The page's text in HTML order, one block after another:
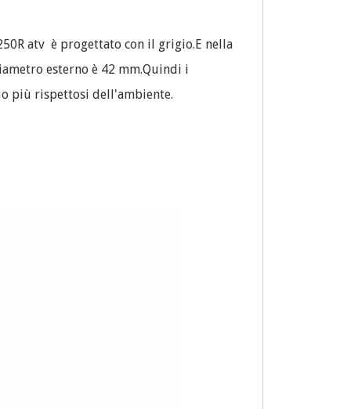
atv è progettato con il grigio.E nella
esterno è 42 mm.Quindi i
più rispettosi dell'ambiente.